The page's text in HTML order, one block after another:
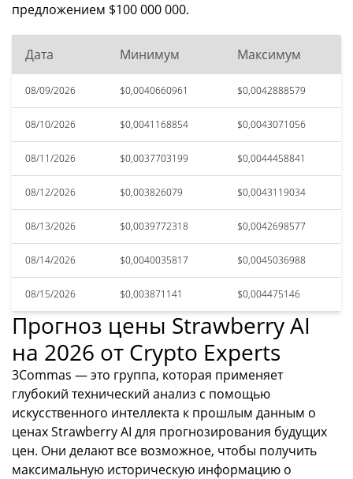
предложением $100 000 000.
Дата Минимум Максимум
08/09/2026 $0,0040660961 $0,0042888579
08/10/2026 $0,0041168854 $0,0043071056
08/11/2026 $0,0037703199 $0,0044458841
08/12/2026 $0,003826079 $0,0043119034
08/13/2026 $0,0039772318 $0,0042698577
08/14/2026 $0,0040035817 $0,0045036988
08/15/2026 $0,003871141 $0,004475146
Прогноз цены Strawberry AI
на 2026 от Crypto Experts
3Commas — это группа, которая применяет
глубокий технический анализ с помощью
искусственного интеллекта к прошлым данным о
ценах Strawberry AI для прогнозирования будущих
цен. Они делают все возможное, чтобы получить
максимальную историческую информацию о